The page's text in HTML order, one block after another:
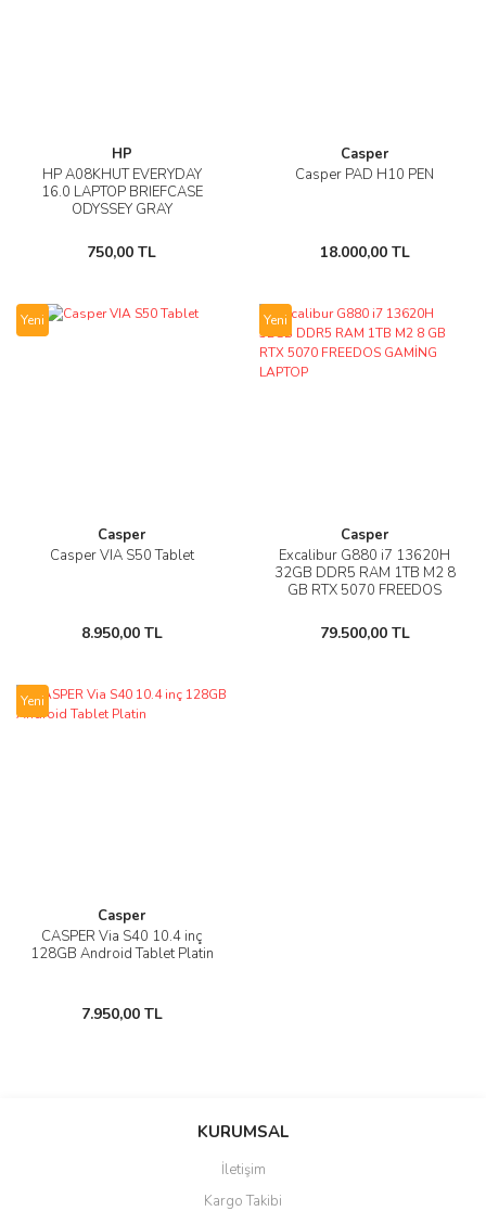
HP
HP A08KHUT EVERYDAY
16.0 LAPTOP BRIEFCASE
ODYSSEY GRAY
750,00 TL
Casper
Casper PAD H10 PEN
18.000,00 TL
Yeni
Casper
Casper VIA S50 Tablet
8.950,00 TL
Yeni
Casper
Excalibur G880 i7 13620H
32GB DDR5 RAM 1TB M2 8
GB RTX 5070 FREEDOS
79.500,00 TL
Yeni
Casper
CASPER Via S40 10.4 inç
128GB Android Tablet Platin
7.950,00 TL
KURUMSAL
İletişim
Kargo Takibi